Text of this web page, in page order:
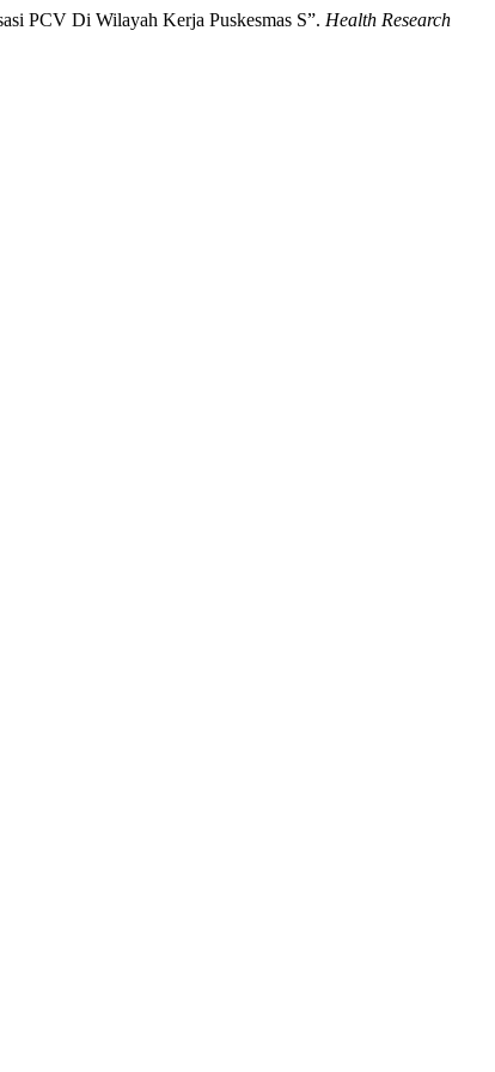
PCV Di Wilayah Kerja Puskesmas S”. Health Research